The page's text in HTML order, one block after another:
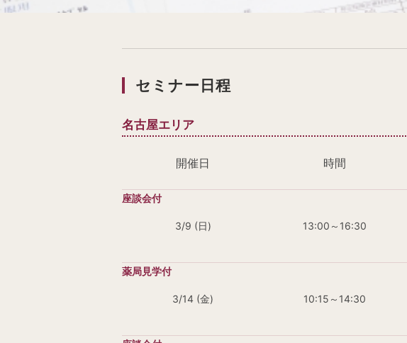
セミナー日程
名古屋エリア
開催日 時間
3/9 (日) 13:00～16:30
3/14 (金) 10:15～14:30